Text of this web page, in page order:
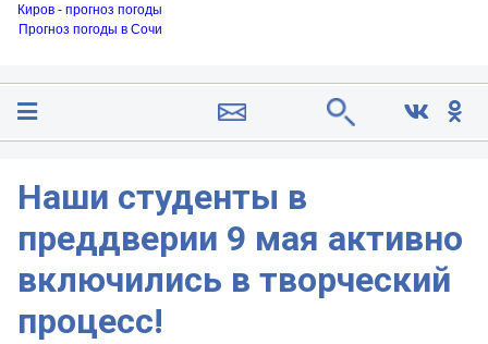
Киров - прогноз погоды
Прогноз погоды в Сочи
Наши студенты в
преддверии 9 мая активно
включились в творческий
процесс!